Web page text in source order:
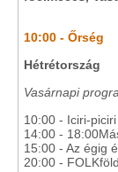
10:00 - Őrség
Hétrétország
Vasárnapi
10:00 - Iciri-
14:00 -
15:00 - Az égig
20:00 -